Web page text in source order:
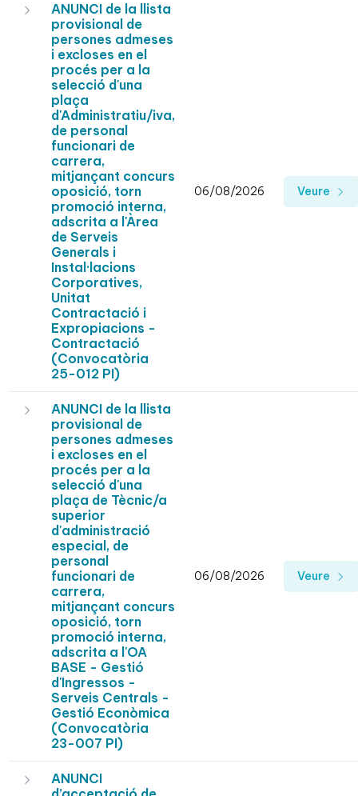
ANUNCI de la llista
provisional de
persones admeses
i excloses en el
procés per a la
selecció d'una
plaça
d'Administratiu/iva,
de personal
funcionari de
carrera,
mitjançant concurs
oposició, torn
promoció interna,
adscrita a l'Àrea
de Serveis
Generals i
Instal·lacions
Corporatives,
Unitat
Contractació i
Expropiacions -
Contractació
(Convocatòria
25-012 PI)
06/08/2026 Veure
ANUNCI de la llista
provisional de
persones admeses
i excloses en el
procés per a la
selecció d'una
plaça de Tècnic/a
superior
d'administració
especial, de
personal
funcionari de
carrera,
mitjançant concurs
oposició, torn
promoció interna,
adscrita a l'OA
BASE - Gestió
d'Ingressos -
Serveis Centrals -
Gestió Econòmica
(Convocatòria
23-007 PI)
06/08/2026 Veure
ANUNCI